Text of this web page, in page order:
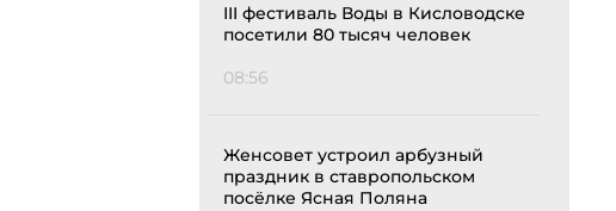
III фестиваль Воды в Кисловодске
посетили 80 тысяч человек
08:56
Женсовет устроил арбузный
праздник в ставропольском
посёлке Ясная Поляна